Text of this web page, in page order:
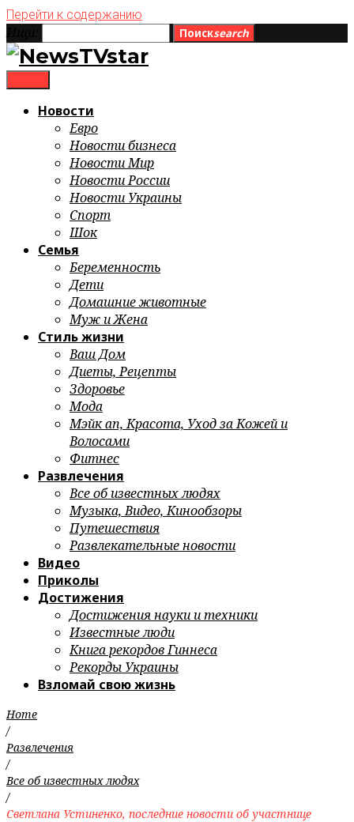
Перейти к содержанию
Поискsearch
Новости
Евро
Новости бизнеса
Новости Мир
Новости России
Новости Украины
Спорт
Шок
Семья
Беременность
Дети
Домашние животные
Муж и Жена
Стиль жизни
Ваш Дом
Диеты, Рецепты
Здоровье
Мода
Мэйк ап, Красота, Уход за Кожей и
Волосами
Фитнес
Развлечения
Все об известных людях
Музыка, Видео, Кинообзоры
Путешествия
Развлекательные новости
Видео
Приколы
Достижения
Достижения науки и техники
Известные люди
Книга рекордов Гиннеса
Рекорды Украины
Взломай свою жизнь
Home
/
Развлечения
/
Все об известных людях
/
Светлана Устиненко, последние новости об участнице